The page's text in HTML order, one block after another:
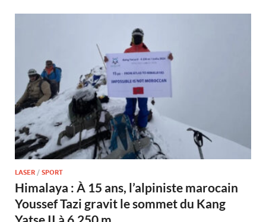
LASER / SPORT
Himalaya : À 15 ans, l’alpiniste marocain
Youssef Tazi gravit le sommet du Kang